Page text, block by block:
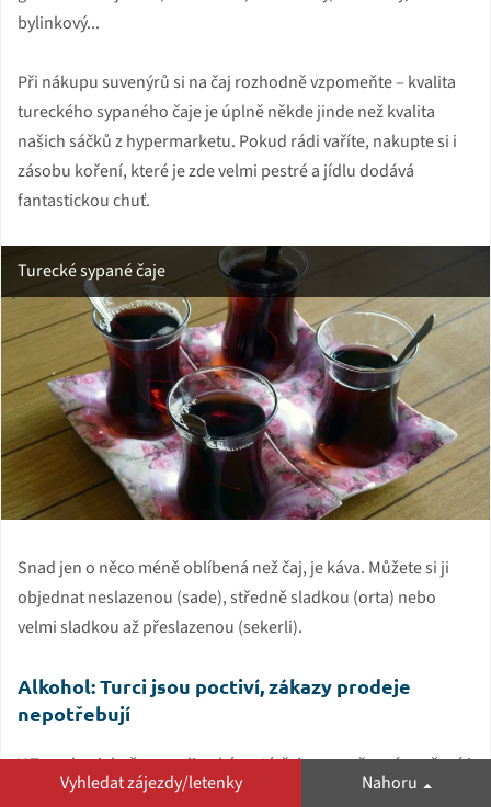
bylinkový...
Při nákupu suvenýrů si na čaj rozhodně vzpomeňte – kvalita
tureckého sypaného čaje je úplně někde jinde než kvalita
našich sáčků z hypermarketu. Pokud rádi vaříte, nakupte si i
zásobu koření, které je zde velmi pestré a jídlu dodává
fantastickou chuť.
Turecké sypané čaje
Snad jen o něco méně oblíbená než čaj, je káva. Můžete si ji
objednat neslazenou (sade), středně sladkou (orta) nebo
velmi sladkou až přeslazenou (sekerli).
Alkohol: Turci jsou poctiví, zákazy prodeje
nepotřebují
V Turecku, jakožto muslimském státě, je zapovězené vepřové i
alkohol. Na rozdíl od spoustu států (například Egypta), kde je
Vyhledat zájezdy/letenky Nahoru